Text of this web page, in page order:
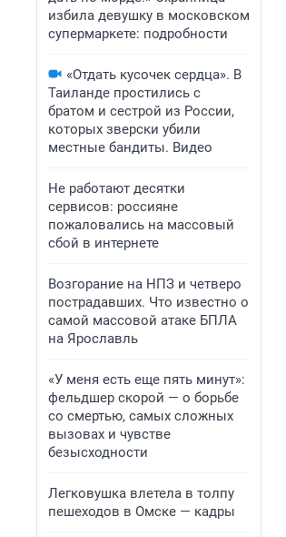
избила девушку в московском
супермаркете: подробности
«Отдать кусочек сердца». В
Таиланде простились с
братом и сестрой из России,
которых зверски убили
местные бандиты. Видео
Не работают десятки
сервисов: россияне
пожаловались на массовый
сбой в интернете
Возгорание на НПЗ и четверо
пострадавших. Что известно о
самой массовой атаке БПЛА
на Ярославль
«У меня есть еще пять минут»:
фельдшер скорой — о борьбе
со смертью, самых сложных
вызовах и чувстве
безысходности
Легковушка влетела в толпу
пешеходов в Омске — кадры